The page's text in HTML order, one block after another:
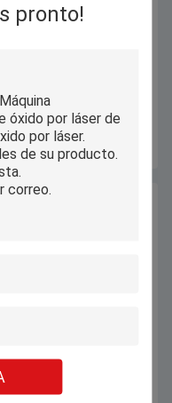
pronto!
requisitos particulares
de grabado del laser de la
de la profundidad de 0,3
Consiga el mejor precio
del número de serie o del
del PDA para el campo del